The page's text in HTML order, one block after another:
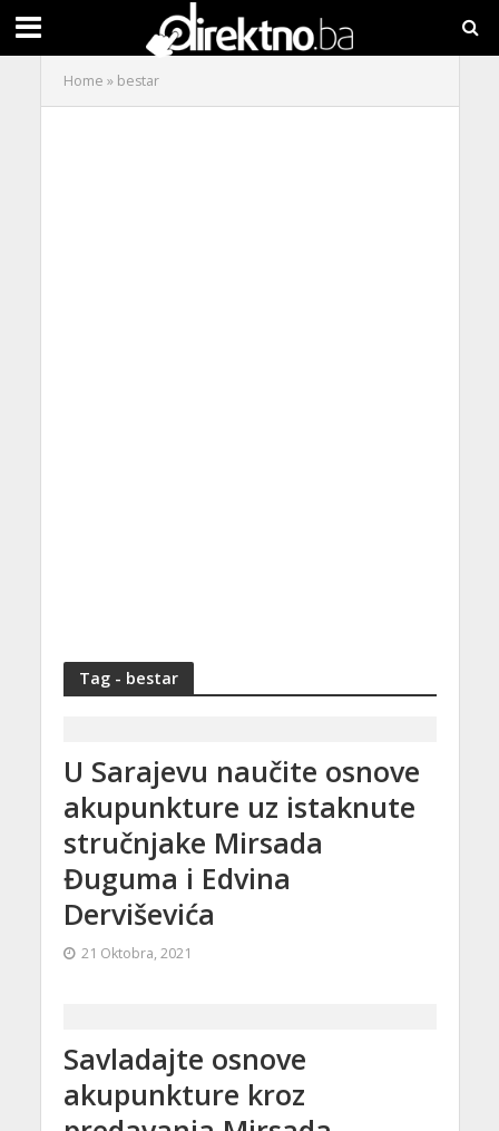
Home » bestar
Tag - bestar
U Sarajevu naučite osnove
akupunkture uz istaknute
stručnjake Mirsada
Đuguma i Edvina
Derviševića
21 Oktobra, 2021
Savladajte osnove
akupunkture kroz